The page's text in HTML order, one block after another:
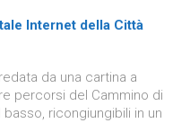
Internet della Città
da una cartina a
percorsi del Cammino di
ricongiungibili in un